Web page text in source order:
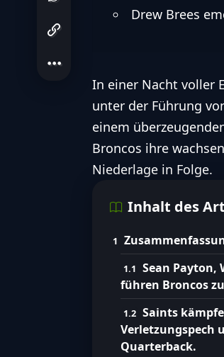
Drew Brees
In einer Nacht voller
unter der Führung
einem
Broncos ihre
Niederlage in Folge.
Inhalt des
Sean Payton,
führen Broncos
Saints
Verletzungspech
Quarterback.